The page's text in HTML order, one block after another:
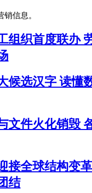
销信息。
组织首度联办
候选汉字 读懂
文件火化销毁
接全球结构变
结